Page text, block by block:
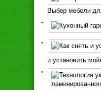
Выбор мебели
и установить